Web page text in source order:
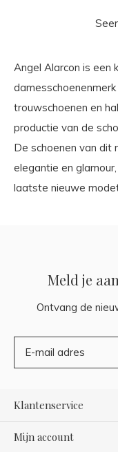
Angel Alarcon is een
trouwschoenen en
productie van de
De schoenen van dit
elegantie en
laatste nieuwe
Meld je
Ontvang de
Klantenservice
Mijn account